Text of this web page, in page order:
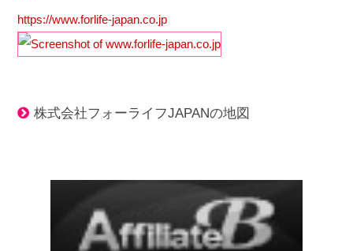
https://www.forlife-japan.co.jp
株式会社フォーライフJAPANの地図